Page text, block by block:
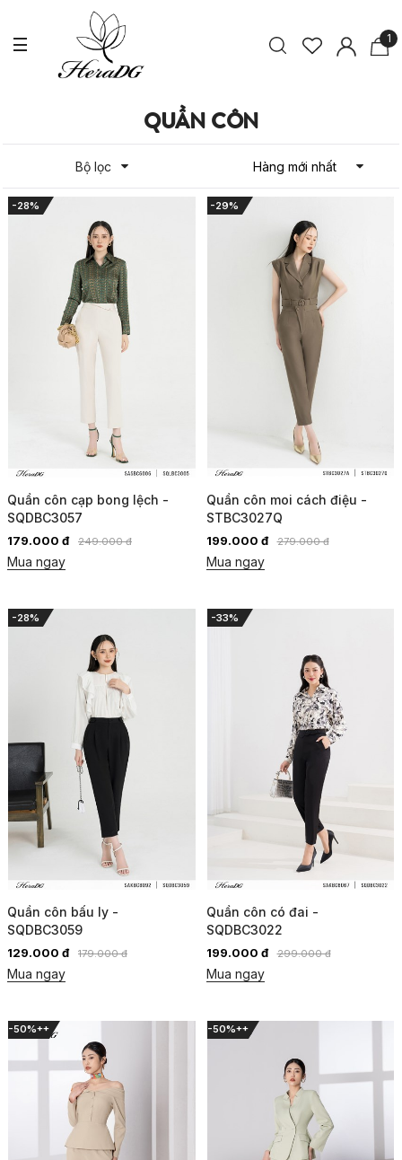
1
QUẦN CÔN
Bộ lọc
-28%
Quần côn cạp bong lệch -
SQDBC3057
179.000 đ 249.000 đ
Mua ngay
-29%
Quần côn moi cách điệu -
STBC3027Q
199.000 đ 279.000 đ
Mua ngay
-28%
Quần côn bấu ly -
SQDBC3059
129.000 đ 179.000 đ
Mua ngay
-33%
Quần côn có đai -
SQDBC3022
199.000 đ 299.000 đ
Mua ngay
-50%++ -50%++